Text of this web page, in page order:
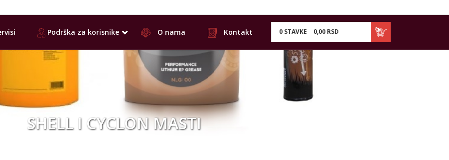
0 STAVKE 0,00 RSD
Podrška za korisnike O nama Kontakt
SHELL I CYCLON MASTI